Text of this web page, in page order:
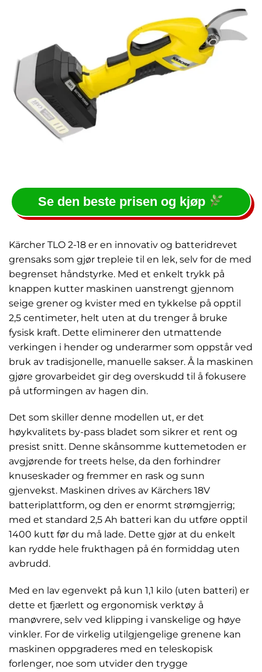
Se den beste prisen og kjøp
Kärcher TLO 2-18 er en innovativ og batteridrevet
grensaks som gjør trepleie til en lek, selv for de med
begrenset håndstyrke. Med et enkelt trykk på
knappen kutter maskinen uanstrengt gjennom
seige grener og kvister med en tykkelse på opptil
2,5 centimeter, helt uten at du trenger å bruke
fysisk kraft. Dette eliminerer den utmattende
verkingen i hender og underarmer som oppstår ved
bruk av tradisjonelle, manuelle sakser. Å la maskinen
gjøre grovarbeidet gir deg overskudd til å fokusere
på utformingen av hagen din.
Det som skiller denne modellen ut, er det
høykvalitets by-pass bladet som sikrer et rent og
presist snitt. Denne skånsomme kuttemetoden er
avgjørende for treets helse, da den forhindrer
knuseskader og fremmer en rask og sunn
gjenvekst. Maskinen drives av Kärchers 18V
batteriplattform, og den er enormt strømgjerrig;
med et standard 2,5 Ah batteri kan du utføre opptil
1400 kutt før du må lade. Dette gjør at du enkelt
kan rydde hele frukthagen på én formiddag uten
avbrudd.
Med en lav egenvekt på kun 1,1 kilo (uten batteri) er
dette et fjærlett og ergonomisk verktøy å
manøvrere, selv ved klipping i vanskelige og høye
vinkler. For de virkelig utilgjengelige grenene kan
maskinen oppgraderes med en teleskopisk
forlenger, noe som utvider den trygge